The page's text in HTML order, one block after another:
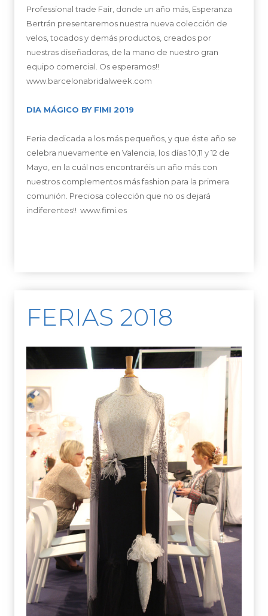
Professional trade Fair, donde un año más, Esperanza
Bertrán presentaremos nuestra nueva colección de
velos, tocados y demás productos, creados por
nuestras diseñadoras, de la mano de nuestro gran
equipo comercial. Os esperamos!!
www.barcelonabridalweek.com
DIA MÁGICO BY FIMI 2019
Feria dedicada a los más pequeños, y que éste año se
celebra nuevamente en Valencia, los días 10,11 y 12 de
Mayo, en la cuál nos encontraréis un año más con
nuestros complementos más fashion para la primera
comunión. Preciosa colección que no os dejará
indiferentes!! www.fimi.es
FERIAS 2018